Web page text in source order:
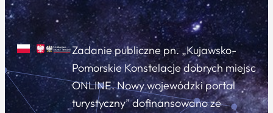
Zadanie publiczne pn. „Kujawsko-
Pomorskie Konstelacje dobrych miejsc
ONLINE. Nowy wojewódzki portal
turystyczny” dofinansowano ze